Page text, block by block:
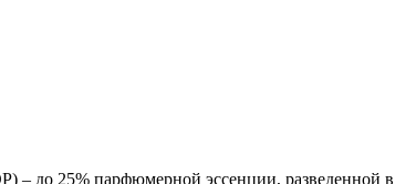
до 25% парфюмерной эссенции, разведенной в